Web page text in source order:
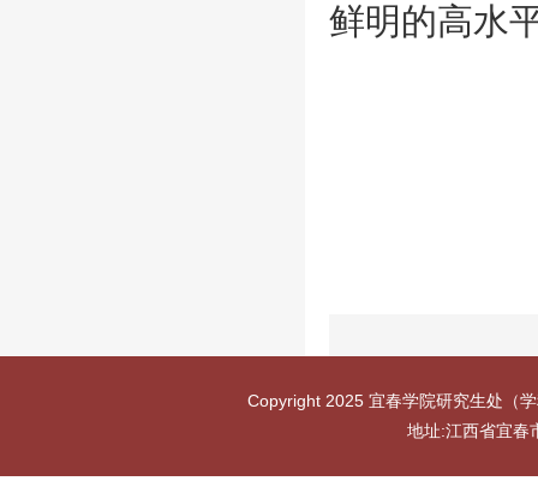
鲜明的高水
Copyright 2025 宜春学院研究生处（
地址:江西省宜